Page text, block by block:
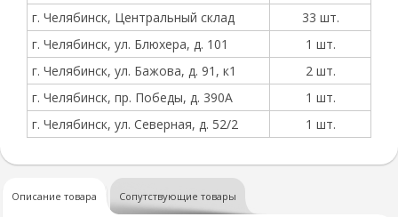
г. Челябинск, Центральный склад
33 шт.
г. Челябинск, ул. Блюхера, д. 101
1 шт.
г. Челябинск, ул. Бажова, д. 91, к1
2 шт.
г. Челябинск, пр. Победы, д. 390А
1 шт.
г. Челябинск, ул. Северная, д. 52/2
1 шт.
Описание товара Сопутствующие товары